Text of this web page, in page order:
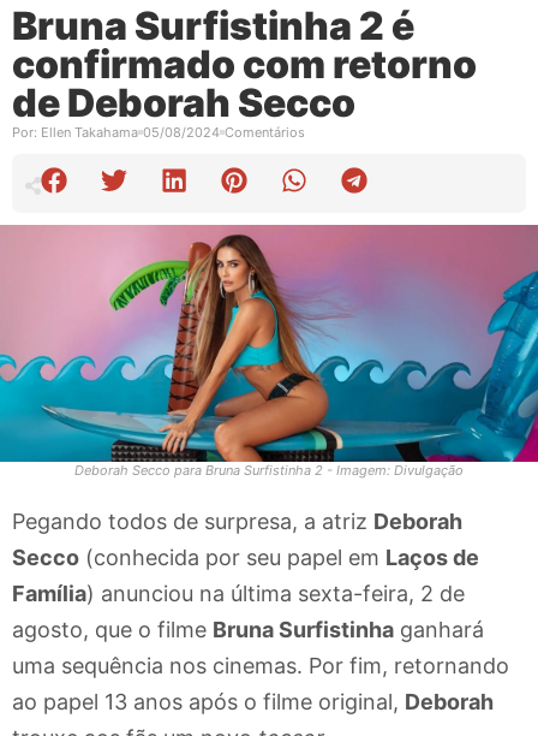
Bruna Surfistinha 2 é
confirmado com retorno
de Deborah Secco
Por: Ellen Takahama 05/08/2024 Comentários
Deborah Secco para Bruna Surfistinha 2 - Imagem: Divulgação
Pegando todos de surpresa, a atriz Deborah
Secco (conhecida por seu papel em Laços de
Família) anunciou na última sexta-feira, 2 de
agosto, que o filme Bruna Surfistinha ganhará
uma sequência nos cinemas. Por fim, retornando
ao papel 13 anos após o filme original, Deborah